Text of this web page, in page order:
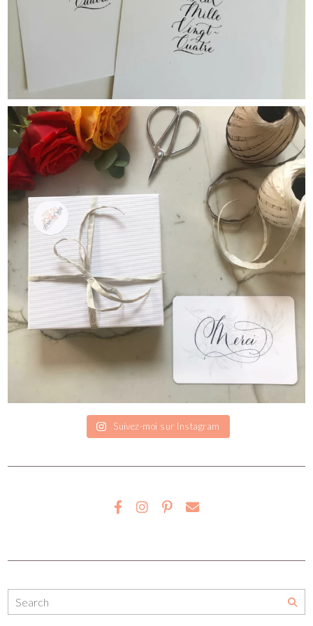
Suivez-moi sur Instagram